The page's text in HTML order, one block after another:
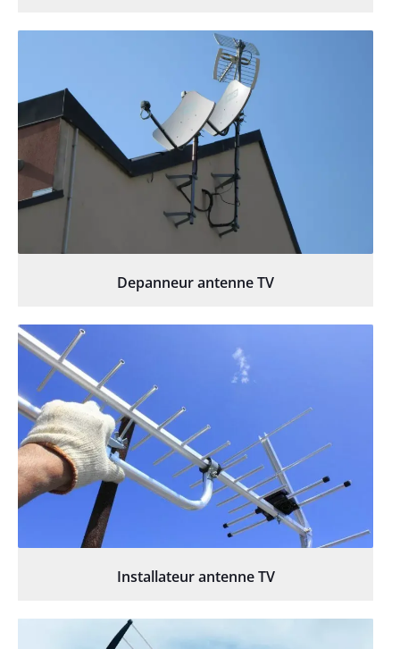
Depanneur antenne TV
Installateur antenne TV